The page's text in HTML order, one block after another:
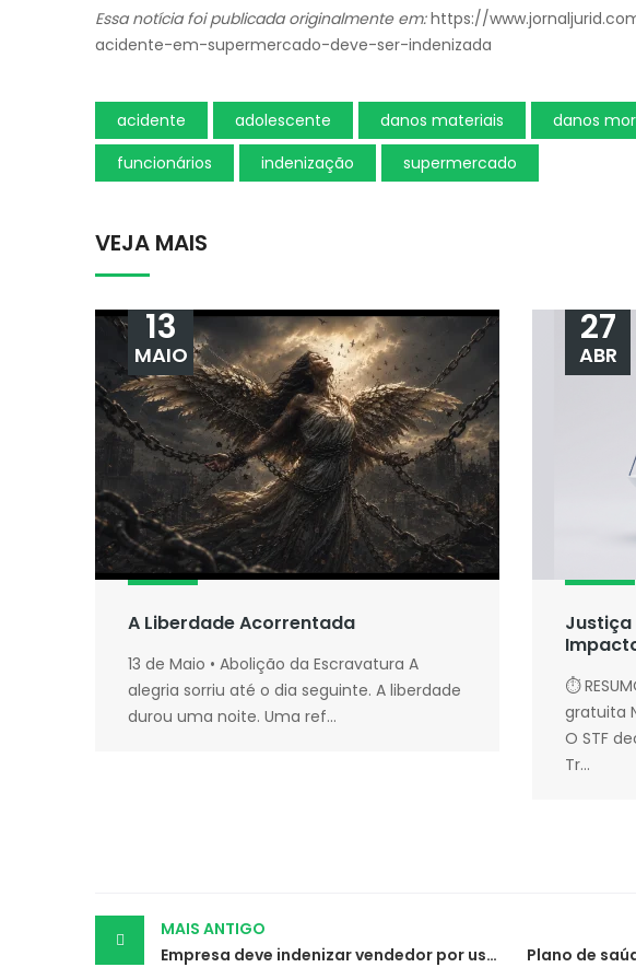
Essa notícia foi publicada originalmente em:https://
acidente-em-supermercado-deve-ser-indenizada
acidente adolescente danos materiais danos
funcionários
indenização supermercado
VEJA MAIS
A Liberdade Acorrentada
13
MAIO
13 de Maio • Abolição da Escravatura A
alegria sorriu até o dia seguinte. A liberdade
durou uma noite. Uma ref...
Justiça
27
ABR
⏱
gratuita
O STF
Tr...
Post
navigation
MAIS ANTIGO
Empresa deve indenizar vendedor por uso de celular particular no serviço